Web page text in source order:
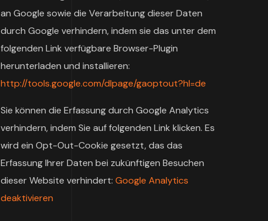
an Google sowie die Verarbeitung dieser Daten
durch Google verhindern, indem sie das unter dem
folgenden Link verfügbare Browser-Plugin
herunterladen und installieren:
http://tools.google.com/dlpage/gaoptout?hl=de
Sie können die Erfassung durch Google Analytics
verhindern, indem Sie auf folgenden Link klicken. Es
wird ein Opt-Out-Cookie gesetzt, das das
Erfassung Ihrer Daten bei zukünftigen Besuchen
dieser Website verhindert: Google Analytics
deaktivieren